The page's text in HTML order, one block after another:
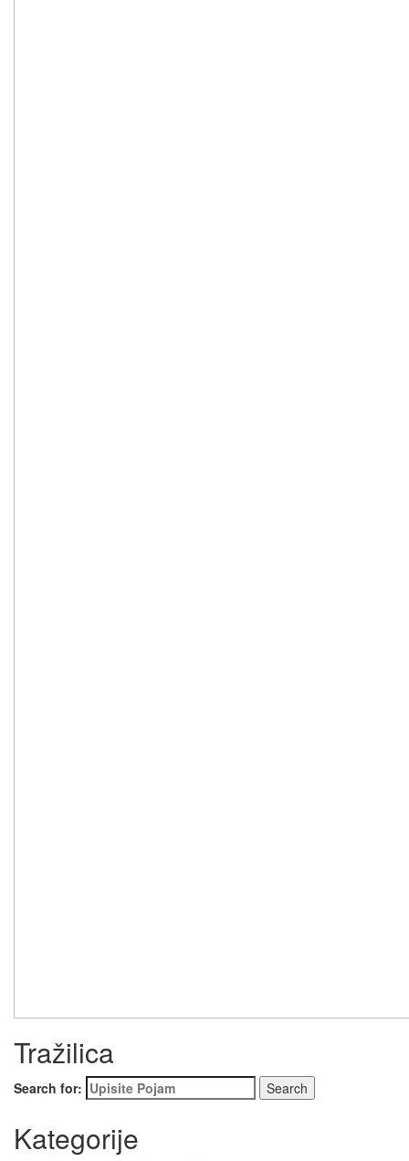
Tražilica
Search for:
Kategorije